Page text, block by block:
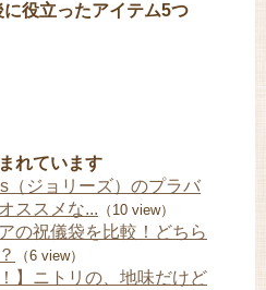
に役立ったアイテム5つ
れています
（ジョリーズ）のプラバ
ススメな... （10 view）
の祝儀袋を比較！どちら
（6 view）
】ニトリの、地味だけど